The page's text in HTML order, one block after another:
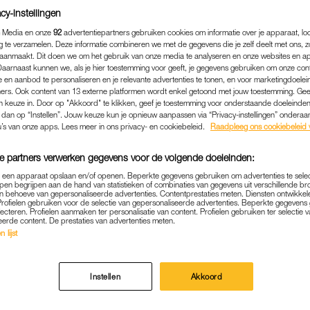
VOOR EVEN BIJ
ROBBIE WILLIAMS
NIEUWS|MUZIEK
maar Gary, Mark, Howard én Robbie zijn
vanuit huis. Jason is er als enige niet bij.
instellingen
en onze 92 advertentiepartners gebruiken cookies om informatie over je apparaat,
te verzamelen. Deze informatie combineren we met de gegevens die je zelf deelt met ons,
Dit doen we om het gebruik van onze media te analyseren en onze websites en
kunnen we, als je hier toestemming voor geeft, je gegevens gebruiken om onze
en aanbod te personaliseren en je relevante advertenties te tonen, en voor
Ook content van 13 externe platformen wordt enkel getoond met jouw toestemming.
keuze in. Door op "Akkoord" te klikken, geef je toestemming voor onderstaande
op “Instellen”. Jouw keuze kun je opnieuw aanpassen via “Privacy-instellingen”
van onze apps. Lees meer in ons privacy- en cookiebeleid.
Raadpleeg ons cookiebeleid
partners verwerken gegevens voor de volgende doeleinden:
apparaat opslaan en/of openen. Beperkte gegevens gebruiken om advertenties te
begrijpen aan de hand van statistieken of combinaties van gegevens uit verschillende
behoeve van gepersonaliseerde advertenties. Contentprestaties meten. Diensten
gebruiken voor de selectie van gepersonaliseerde advertenties. Beperkte
Profielen aanmaken ter personalisatie van content. Profielen gebruiken ter selectie
content. De prestaties van advertenties meten.
lijst
Instellen Akkoord